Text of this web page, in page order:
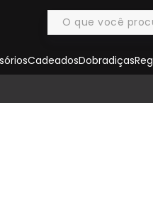
CadeadosDobradiças